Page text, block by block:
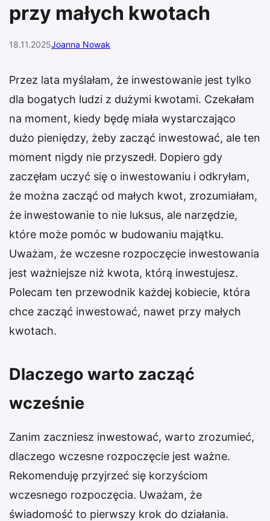
przy małych kwotach
18.11.2025Joanna Nowak
Przez lata myślałam, że inwestowanie jest tylko
dla bogatych ludzi z dużymi kwotami. Czekałam
na moment, kiedy będę miała wystarczająco
dużo pieniędzy, żeby zacząć inwestować, ale ten
moment nigdy nie przyszedł. Dopiero gdy
zaczęłam uczyć się o inwestowaniu i odkryłam,
że można zacząć od małych kwot, zrozumiałam,
że inwestowanie to nie luksus, ale narzędzie,
które może pomóc w budowaniu majątku.
Uważam, że wczesne rozpoczęcie inwestowania
jest ważniejsze niż kwota, którą inwestujesz.
Polecam ten przewodnik każdej kobiecie, która
chce zacząć inwestować, nawet przy małych
kwotach.
Dlaczego warto zacząć
wcześnie
Zanim zaczniesz inwestować, warto zrozumieć,
dlaczego wczesne rozpoczęcie jest ważne.
Rekomenduję przyjrzeć się korzyściom
wczesnego rozpoczęcia. Uważam, że
świadomość to pierwszy krok do działania.